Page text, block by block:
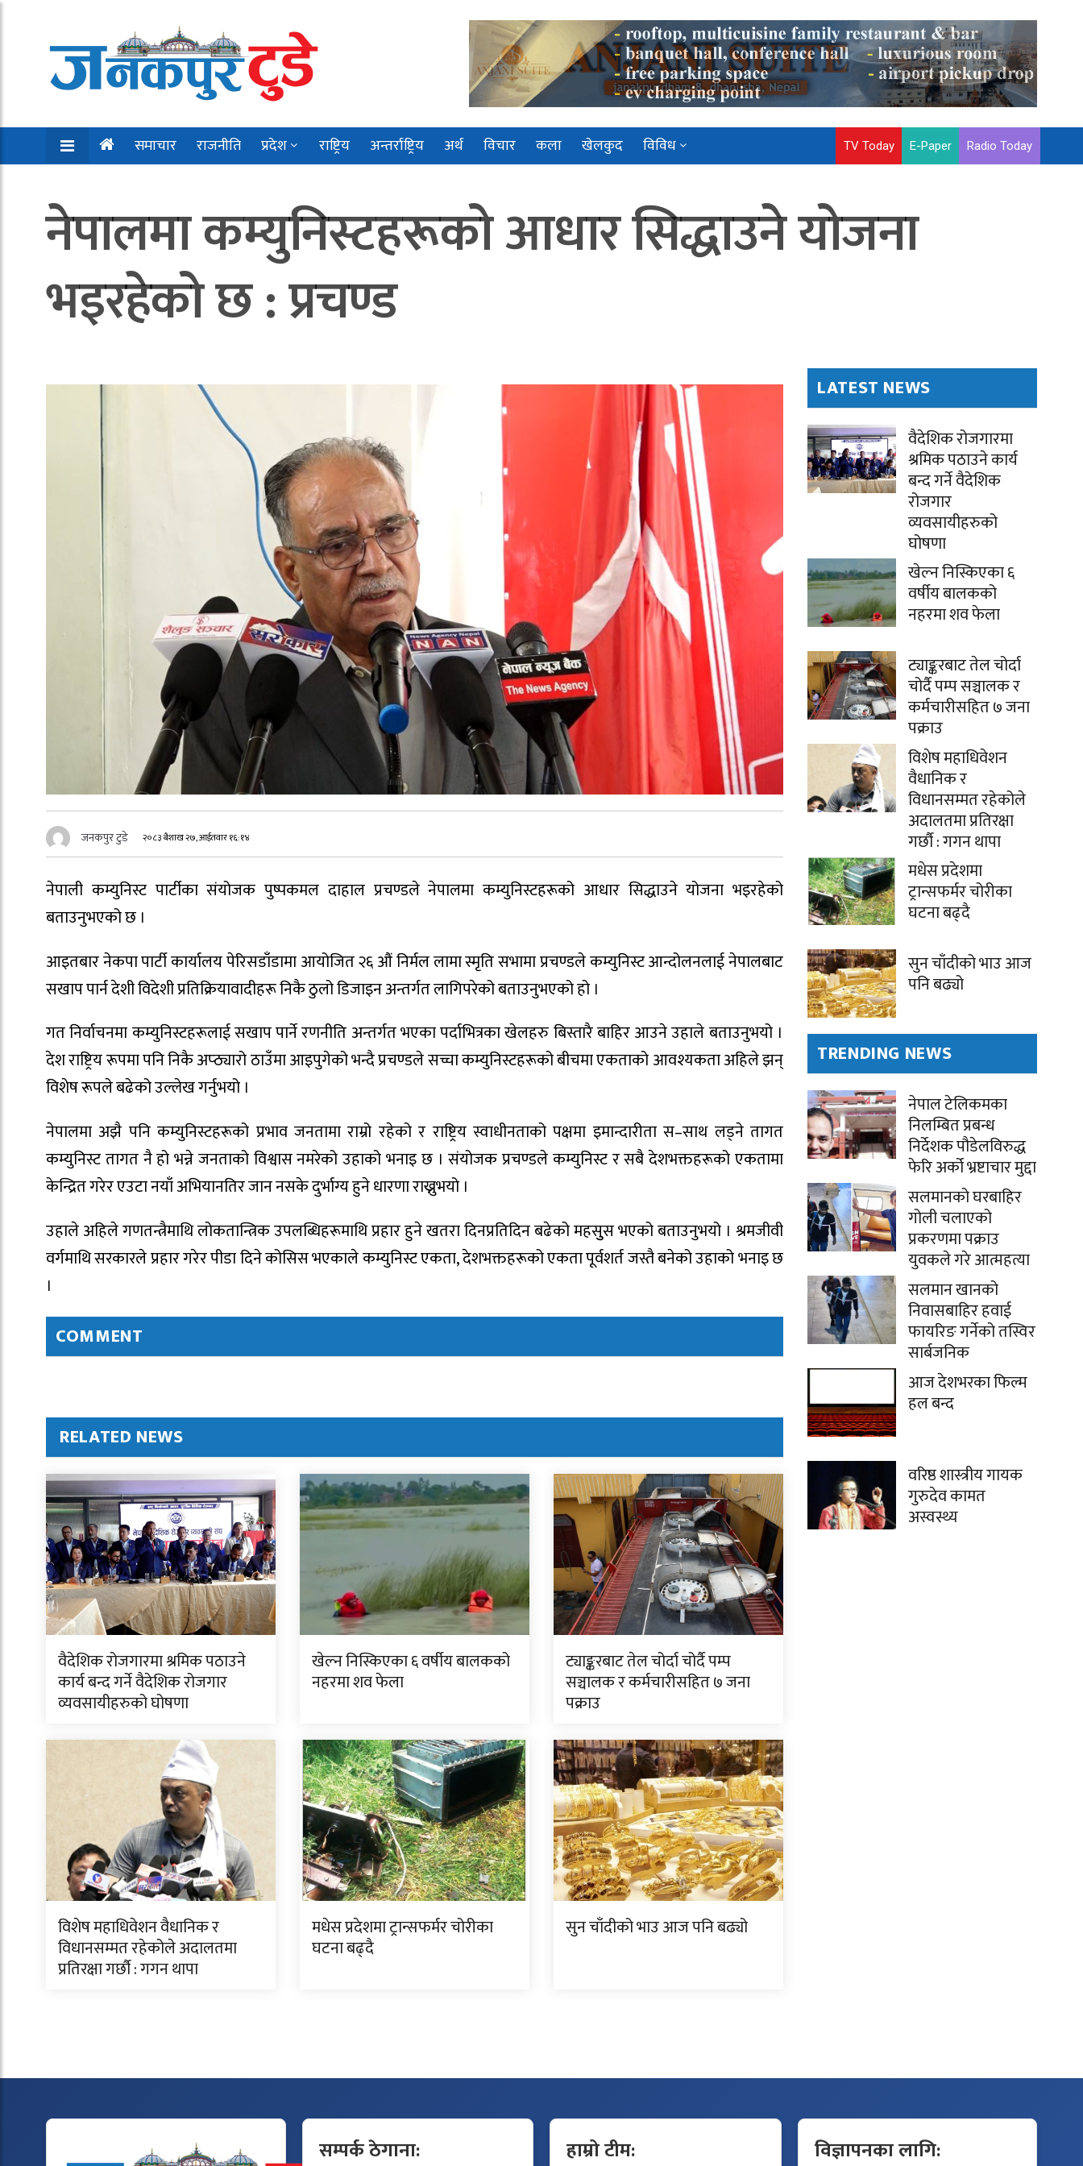
समाचार राजनीति प्रदेश राष्ट्रिय अन्तर्राष्ट्रिय अर्थ विचार कला खेलकुद विविध TV Today E-Paper Radio Today
नेपालमा कम्युनिस्टहरूको आधार सिद्धाउने योजना
भइरहेको छ : प्रचण्ड
जनकपुर टुडे २०८३ बैशाख २७, आईतवार १६:१४
नेपाली कम्युनिस्ट पार्टीका संयोजक पुष्पकमल दाहाल प्रचण्डले नेपालमा कम्युनिस्टहरूको आधार सिद्धाउने योजना भइरहेको
बताउनुभएको छ ।
आइतबार नेकपा पार्टी कार्यालय पेरिसडाँडामा आयोजित २६ औं निर्मल लामा स्मृति सभामा प्रचण्डले कम्युनिस्ट आन्दोलनलाई नेपालबाट
सखाप पार्न देशी विदेशी प्रतिक्रियावादीहरू निकै ठुलो डिजाइन अन्तर्गत लागिपरेको बताउनुभएको हो ।
गत निर्वाचनमा कम्युनिस्टहरूलाई सखाप पार्ने रणनीति अन्तर्गत भएका पर्दाभित्रका खेलहरु बिस्तारै बाहिर आउने उहाले बताउनुभयो ।
देश राष्ट्रिय रूपमा पनि निकै अप्ठ्यारो ठाउँमा आइपुगेको भन्दै प्रचण्डले सच्चा कम्युनिस्टहरूको बीचमा एकताको आवश्यकता अहिले झन्
विशेष रूपले बढेको उल्लेख गर्नुभयो ।
नेपालमा अझै पनि कम्युनिस्टहरूको प्रभाव जनतामा राम्रो रहेको र राष्ट्रिय स्वाधीनताको पक्षमा इमान्दारीता स–साथ लड्ने तागत
कम्युनिस्ट तागत नै हो भन्ने जनताको विश्वास नमरेको उहाको भनाइ छ । संयोजक प्रचण्डले कम्युनिस्ट र सबै देशभक्तहरूको एकतामा
केन्द्रित गरेर एउटा नयाँ अभियानतिर जान नसके दुर्भाग्य हुने धारणा राख्नुभयो ।
उहाले अहिले गणतन्त्रैमाथि लोकतान्त्रिक उपलब्धिहरूमाथि प्रहार हुने खतरा दिनप्रतिदिन बढेको महसुुस भएको बताउनुभयो । श्रमजीवी
वर्गमाथि सरकारले प्रहार गरेर पीडा दिने कोसिस भएकाले कम्युनिस्ट एकता, देशभक्तहरूको एकता पूर्वशर्त जस्तै बनेको उहाको भनाइ छ
।
COMMENT
RELATED NEWS
वैदेशिक रोजगारमा श्रमिक पठाउने
कार्य बन्द गर्ने वैदेशिक रोजगार
व्यवसायीहरुको घोषणा
खेल्न निस्किएका ६ वर्षीय बालकको
नहरमा शव फेला
ट्याङ्करबाट तेल चोर्दा चोर्दै पम्प
सञ्चालक र कर्मचारीसहित ७ जना
पक्राउ
विशेष महाधिवेशन वैधानिक र
विधानसम्मत रहेकोले अदालतमा
प्रतिरक्षा गर्छौ : गगन थापा
मधेस प्रदेशमा ट्रान्सफर्मर चोरीका
घटना बढ्दै
सुन चाँदीको भाउ आज पनि बढ्यो
LATEST NEWS
वैदेशिक रोजगारमा
श्रमिक पठाउने कार्य
बन्द गर्ने वैदेशिक
रोजगार
व्यवसायीहरुको
घोषणा
खेल्न निस्किएका ६
वर्षीय बालकको
नहरमा शव फेला
ट्याङ्करबाट तेल चोर्दा
चोर्दै पम्प सञ्चालक र
कर्मचारीसहित ७ जना
पक्राउ
विशेष महाधिवेशन
वैधानिक र
विधानसम्मत रहेकोले
अदालतमा प्रतिरक्षा
गर्छौ : गगन थापा
मधेस प्रदेशमा
ट्रान्सफर्मर चोरीका
घटना बढ्दै
सुन चाँदीको भाउ आज
पनि बढ्यो
TRENDING NEWS
नेपाल टेलिकमका
निलम्बित प्रबन्ध
निर्देशक पौडेलविरुद्ध
फेरि अर्को भ्रष्टाचार मुद्दा
सलमानको घरबाहिर
गोली चलाएको
प्रकरणमा पक्राउ
युवकले गरे आत्महत्या
सलमान खानको
निवासबाहिर हवाई
फायरिङ गर्नेको तस्विर
सार्बजनिक
आज देशभरका फिल्म
हल बन्द
वरिष्ठ शास्त्रीय गायक
गुरुदेव कामत
अस्वस्थ्य
सम्पर्क ठेगाना: हाम्रो टीम: विज्ञापनका लागि: